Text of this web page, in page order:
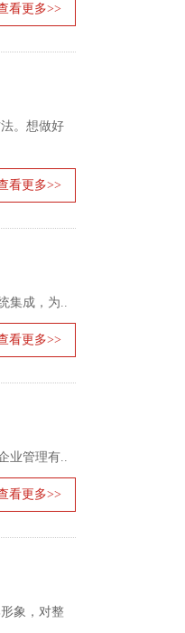
看更多>>
。想做好
看更多>>
集成，为..
看更多>>
业管理有..
看更多>>
象，对整